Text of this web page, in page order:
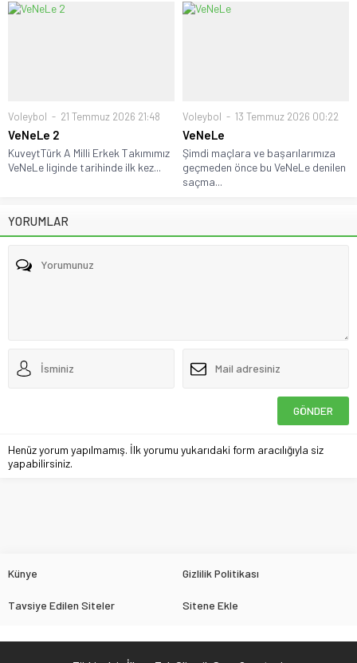
Voleybol 21 Temmuz 2026 21:48
VeNeLe 2
KuveytTürk A Milli Erkek Takımımız
VeNeLe liginde tarihinde ilk kez...
Voleybol 13 Temmuz 2026 00:22
VeNeLe
Şimdi maçlara ve başarılarımıza
geçmeden önce bu VeNeLe denilen
saçma...
YORUMLAR
Henüz yorum yapılmamış. İlk yorumu yukarıdaki form aracılığıyla siz
yapabilirsiniz.
Künye Gizlilik Politikası
Tavsiye Edilen Siteler Sitene Ekle